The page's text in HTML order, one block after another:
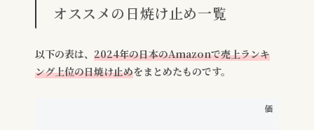
オススメの日焼け止め一覧
以下の表は、 2024年の日本のAmazonで売上ランキ
ング上位の日焼け止めをまとめたものです。
価